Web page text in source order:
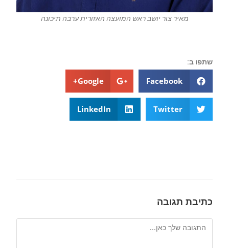
מאיר צור יושב ראש המועצה האזורית ערבה תיכונה
שתפו ב:
Facebook
Google+
Twitter
LinkedIn
כתיבת תגובה